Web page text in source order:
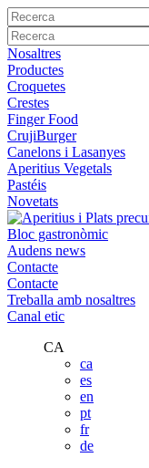
Nosaltres
Productes
Croquetes
Crestes
Finger Food
CrujiBurger
Canelons i Lasanyes
Aperitius Vegetals
Pastéis
Novetats
Bloc gastronòmic
Audens news
Contacte
Contacte
Treballa amb nosaltres
Canal etic
CA
ca
es
en
pt
fr
de